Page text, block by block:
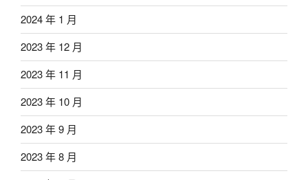
2024 年 1 月
2023 年 12 月
2023 年 11 月
2023 年 10 月
2023 年 9 月
2023 年 8 月